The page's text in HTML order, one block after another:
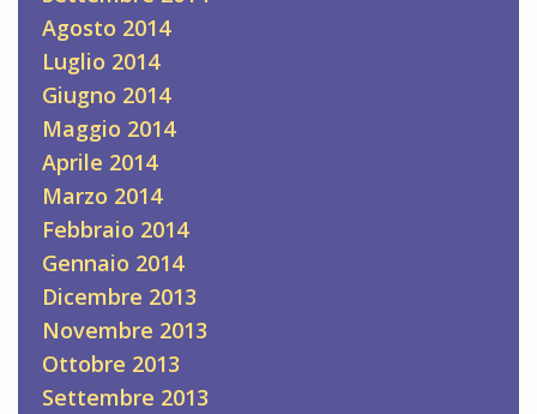
Agosto 2014
Luglio 2014
Giugno 2014
Maggio 2014
Aprile 2014
Marzo 2014
Febbraio 2014
Gennaio 2014
Dicembre 2013
Novembre 2013
Ottobre 2013
Settembre 2013